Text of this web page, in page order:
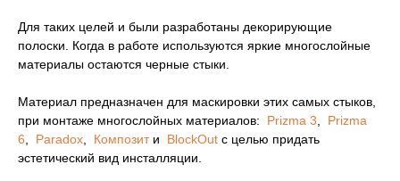
Для таких целей и были разработаны декорирующие
полоски. Когда в работе используются яркие многослойные
материалы остаются черные стыки.
Материал предназначен для маскировки этих самых стыков,
при монтаже многослойных материалов: Prizma 3
Prizma
6
Paradox Композити BlockOut с целью придать
эстетический вид инсталляции.